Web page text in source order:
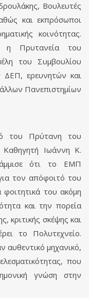
Βουλευτές
και εκπρόσωποι
κοινότητας.
η Πρυτανεία του
του Συμβουλίου
ΔΕΠ, ερευνητών και
Πανεπιστημίων
του Πρύτανη του
Καθηγητή Ιωάννη Κ.
ότι το ΕΜΠ
τον απόφοιτό του
του ακόμη
και την πορεία
κριτικής σκέψης και
το Πολυτεχνείο.
αυθεντικό μηχανικό,
που
γνώση στην